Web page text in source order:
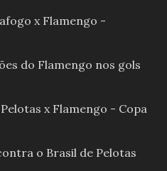
x Flamengo -
do Flamengo nos gols
x Flamengo - Copa
o Brasil de Pelotas